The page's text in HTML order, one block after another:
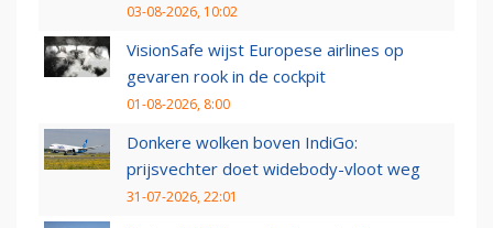
03-08-2026, 10:02
VisionSafe wijst Europese airlines op
gevaren rook in de cockpit
01-08-2026, 8:00
Donkere wolken boven IndiGo:
prijsvechter doet widebody-vloot weg
31-07-2026, 22:01